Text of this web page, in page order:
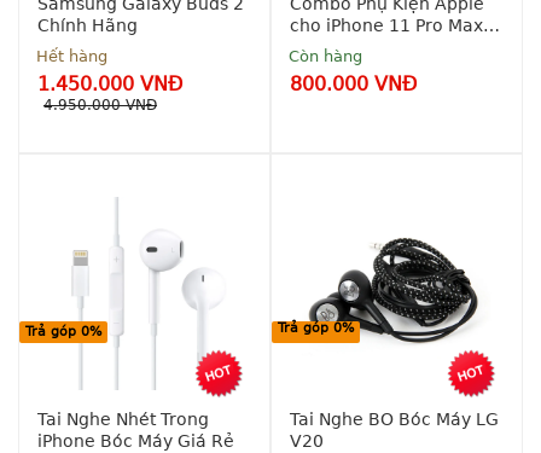
Bảo
hành
chính
hãng 12
Samsung Galaxy Buds 2
Chính Hãng
Hết hàng
1.450.000 VNĐ
4.950.000 VNĐ
Hỗ trợ
đồng
Bảo
hành
tháng
Combo Phụ Kiện Apple
cho iPhone 11 Pro Max
(Sạc-Cáp)
Còn hàng
800.000 VNĐ
hãng 12
tháng 1
đổi 1
Tai Nghe Nhét Trong
iPhone Bóc Máy Giá Rẻ
Trả góp 0%
Tai Nghe BO Bóc Máy LG
V20
Trả góp 0%